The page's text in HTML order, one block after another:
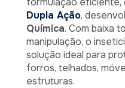
Dupla Ação,
Química. Com baixa
manipulação, o
solução ideal para
forros, telhados,
estruturas.